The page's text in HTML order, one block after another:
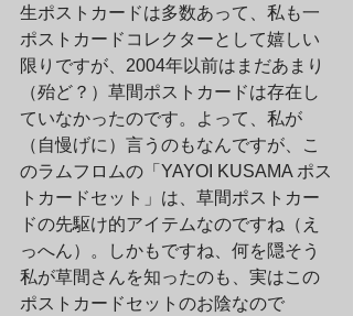
生ポストカードは多数あって、私も一
ポストカードコレクターとして嬉しい
限りですが、2004年以前はまだあまり
（殆ど？）草間ポストカードは存在し
ていなかったのです。よって、私が
（自慢げに）言うのもなんですが、こ
のラムフロムの「YAYOI KUSAMA ポス
トカードセット」は、草間ポストカー
ドの先駆け的アイテムなのですね（え
っへん）。しかもですね、何を隠そう
私が草間さんを知ったのも、実はこの
ポストカードセットのお陰なので